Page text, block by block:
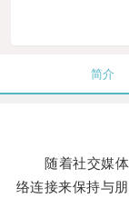
简介
随着社交媒体
络连接来保持与